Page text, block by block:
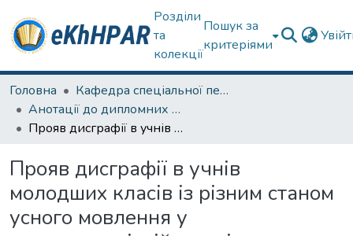
Розділи
та
колекції
Пошук за
критеріями
Головна
Кафедра спеціальної педагогіки і психології та інклюзивної освіти
Анотації до дипломних робіт
Прояв дисграфії в учнів молодших класів із різним станом усного мовлення у загальноосвітній школі
Прояв дисграфії в учнів
молодших класів із різним станом
усного мовлення у